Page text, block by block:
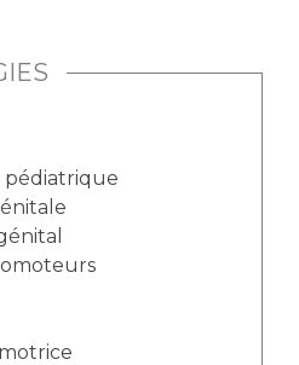
santé à l’AP-HM